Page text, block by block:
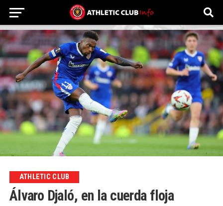
ATHLETIC CLUB
Álvaro Djaló, en la cuerda floja